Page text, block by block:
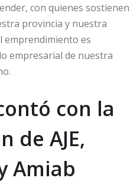
con quienes sostienen
provincia y nuestra
emprendimiento es
empresarial de nuestra
con la
de AJE,
Amiab